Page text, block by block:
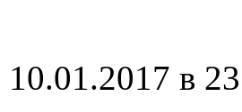
10.01.2017 в